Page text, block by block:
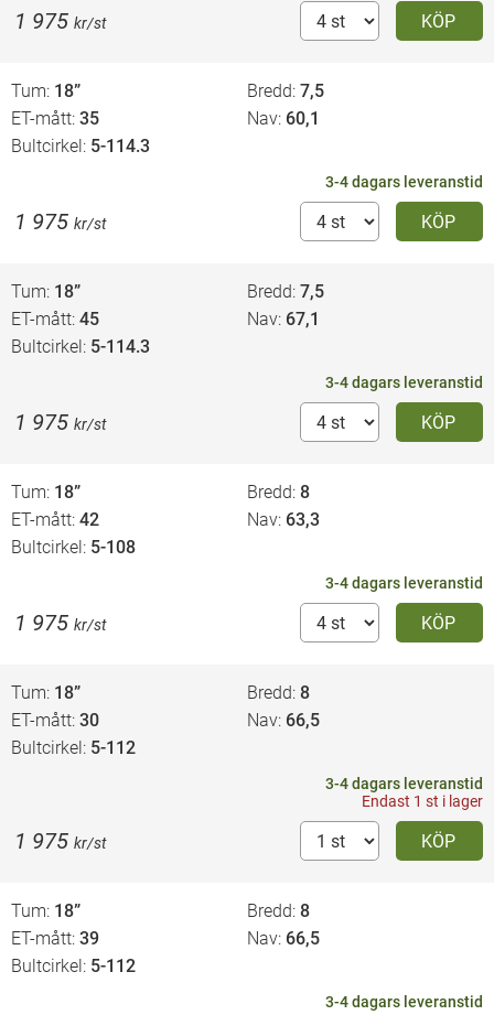
KÖP
1 975 kr/st
Tum 18” Bredd 7,5
ET-mått 35 Nav 60,1
Bultcirkel 5-114.3
3-4 dagars leveranstid
KÖP
1 975 kr/st
Tum 18” Bredd 7,5
ET-mått 45 Nav 67,1
Bultcirkel 5-114.3
3-4 dagars leveranstid
KÖP
1 975 kr/st
Tum 18” Bredd 8
ET-mått 42 Nav 63,3
Bultcirkel 5-108
3-4 dagars leveranstid
KÖP
1 975 kr/st
Tum 18” Bredd 8
ET-mått 30 Nav 66,5
Bultcirkel 5-112
3-4 dagars leveranstid
Endast 1 st i lager
KÖP
1 975 kr/st
Tum 18” Bredd 8
ET-mått 39 Nav 66,5
Bultcirkel 5-112
3-4 dagars leveranstid